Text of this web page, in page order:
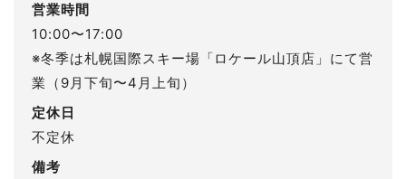
営業時間
10:00〜17:00
※冬季は札幌国際スキー場「ロケール山頂店」にて営
業（9月下旬〜4月上旬）
定休日
不定休
備考